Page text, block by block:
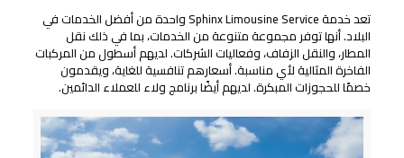
تعد خدمة Sphinx Limousine Service واحدة من أفضل الخدمات في
البلاد. أنها توفر مجموعة متنوعة من الخدمات، بما في ذلك نقل
المطار، والنقل الزفاف، وفعاليات الشركات. لديهم أسطول من المركبات
الفاخرة المثالية لأي مناسبة. أسعارهم تنافسية للغاية، ويقدمون
خصمًا للحجوزات المبكرة. لديهم أيضًا برنامج ولاء للعملاء الدائمين.